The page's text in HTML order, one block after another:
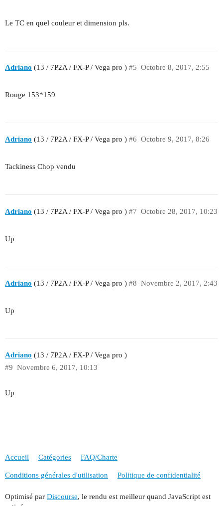
Le TC en quel couleur et dimension pls.
Adriano (13 / 7P2A / FX-P / Vega pro ) Octobre 8, 2017, 2:55
#5
Rouge 153*159
Adriano (13 / 7P2A / FX-P / Vega pro ) Octobre 9, 2017, 8:26
#6
Tackiness Chop vendu
Adriano (13 / 7P2A / FX-P / Vega pro ) Octobre 28, 2017, 10:23
#7
Up
Adriano (13 / 7P2A / FX-P / Vega pro ) Novembre 2, 2017, 2:43
#8
Up
Adriano (13 / 7P2A / FX-P / Vega pro )
Novembre 6, 2017, 10:13
#9
Up
Accueil Catégories FAQ/Charte
Conditions générales d'utilisation Politique de confidentialité
Optimisé par Discourse, le rendu est meilleur quand JavaScript est